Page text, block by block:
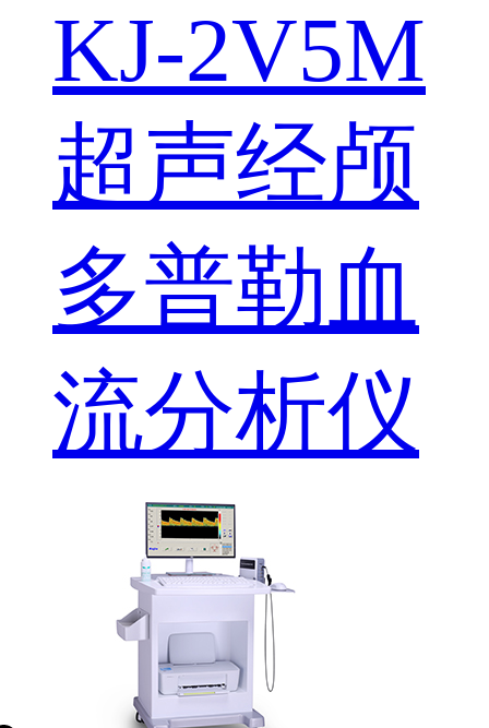
KJ-2V5M
超声经颅
多普勒血
流分析仪